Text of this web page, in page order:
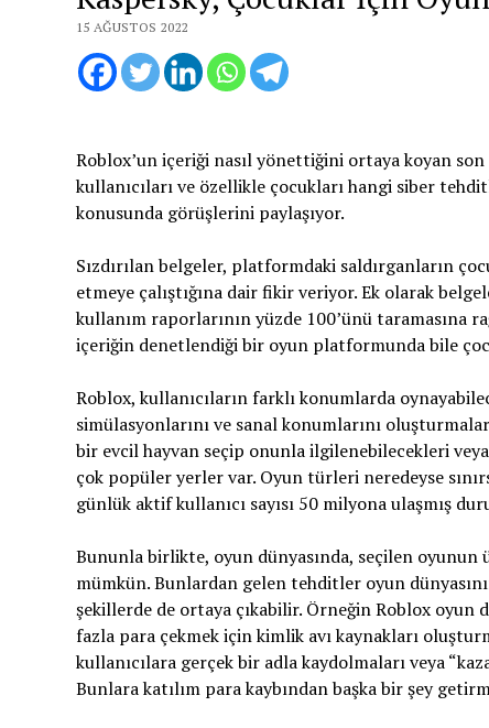
15 AĞUSTOS 2022
Roblox’un içeriği nasıl yönettiğini ortaya koyan son
kullanıcıları ve özellikle çocukları hangi siber
konusunda görüşlerini paylaşıyor.
Sızdırılan belgeler, platformdaki saldırganların
etmeye çalıştığına dair fikir veriyor. Ek olarak
kullanım raporlarının yüzde 100’ünü taramasına
içeriğin denetlendiği bir oyun platformunda bile
Roblox, kullanıcıların farklı konumlarda
simülasyonlarını ve sanal konumlarını
bir evcil hayvan seçip onunla ilgilenebilecekleri
çok popüler yerler var. Oyun türleri neredeyse
günlük aktif kullanıcı sayısı 50 milyona ulaşmış
Bununla birlikte, oyun dünyasında, seçilen oyunun
mümkün. Bunlardan gelen tehditler oyun
şekillerde de ortaya çıkabilir. Örneğin Roblox oyun
fazla para çekmek için kimlik avı kaynakları
kullanıcılara gerçek bir adla kaydolmaları veya
Bunlara katılım para kaybından başka bir şey